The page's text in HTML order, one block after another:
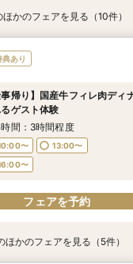
イ＆沖縄 ウェディング相談
ェア
〜
フェアを予約
請求随時承り中！】ブライ
こちら！
〜 13:00〜
フェアを予約
トPLAN】フォトウエディ
11:00〜
14:00〜
〜
フェアを予約
典あり
】通常＋ハーフコース＋特
スト目線！
〜
13:00〜
〜
フェアを予約
典あり
ニティ&パパママキッズ婚
心サポート
〜
13:00〜
〜
フェアを予約
学大歓迎！】気軽に会場見
〜
11:30〜
〜
14:30〜
〜
ペル重視の方向け】緑と自
空間を体験＊
〜
11:30〜
〜
14:30〜
〜
フェア《60分で情報収集！
見学×見積もり相談会
〜
11:00〜
〜
15:00〜
〜
典あり
積もり相談会】ご予算重視
の価格をご案内
〜
13:00〜
〜
フェアを予約
のご予約がお得◎】絶品贅
内ご案内
〜
13:00〜
〜
フェアを予約
ほかのフェアを見る（10件）
典あり
事帰り】国産牛フィレ肉ディ
ゲスト体験
間：3時間程度
〜
13:00〜
〜
フェアを予約
典あり
典あり
典あり
ほかのフェアを見る（5件）